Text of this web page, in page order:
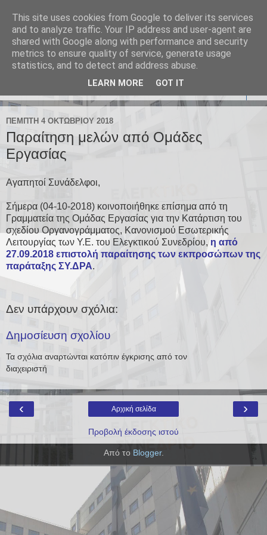
Σύλλογος Υπαλλήλων
Ελεγκτικού Συνεδρίου
ΠΈΜΠΤΗ 4 ΟΚΤΩΒΡΊΟΥ 2018
Παραίτηση μελών από Ομάδες
Εργασίας
Αγαπητοί Συνάδελφοι,
Σήμερα (04-10-2018) κοινοποιήθηκε επίσημα από τη
Γραμματεία της Ομάδας Εργασίας για την Κατάρτιση του
σχεδίου Οργανογράμματος, Κανονισμού Εσωτερικής
Λειτουργίας των Υ.Ε. του Ελεγκτικού Συνεδρίου,η από
27.09.2018 επιστολή παραίτησης των εκπροσώπων της
παράταξης ΣΥ.ΔΡΑ.
Δεν υπάρχουν σχόλια:
Δημοσίευση σχολίου
Τα σχόλια αναρτώνται κατόπιν έγκρισης από τον
διαχειριστή
‹ ›
Αρχική σελίδα
Προβολή έκδοσης ιστού
Από το Blogger.
This site uses cookies from Google to deliver its services
and to analyze traffic. Your IP address and user-agent are
shared with Google along with performance and security
metrics to ensure quality of service, generate usage
statistics, and to detect and address abuse.
LEARN MORE GOT IT